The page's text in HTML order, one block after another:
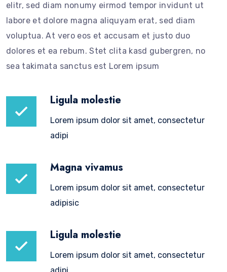
elitr, sed diam nonumy eirmod tempor invidunt ut
labore et dolore magna aliquyam erat, sed diam
voluptua. At vero eos et accusam et justo duo
dolores et ea rebum. Stet clita kasd gubergren, no
sea takimata sanctus est Lorem ipsum
Ligula molestie
Lorem ipsum dolor sit amet, consectetur
adipi
Magna vivamus
Lorem ipsum dolor sit amet, consectetur
adipisic
Ligula molestie
Lorem ipsum dolor sit amet, consectetur